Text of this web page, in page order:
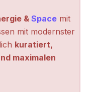
&Space mit
mit modernster
kuratiert,
maximalen